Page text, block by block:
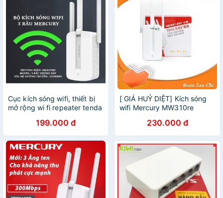
Cục kích sóng wifi, thiết bị
mở rộng wi fi repeater tenda
râu, bộ kích oai phai xuyên
tường KLH
199.000 đ
[ GIÁ HUỶ DIỆT] Kích sóng
wifi Mercury MW310re
BH 1 năm | Kích wifi Mercury
MW310re 3 ăng ten
230.000 đ